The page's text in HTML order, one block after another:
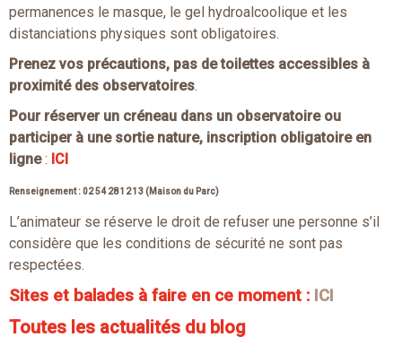
permanences le masque, le gel hydroalcoolique et les
distanciations physiques sont obligatoires.
Prenez vos précautions, pas de toilettes accessibles à
proximité des observatoires.
Pour réserver un créneau dans un observatoire ou
participer à une sortie nature, inscription obligatoire en
ligne: ICI
Renseignement : 02 54 28 12 13 (Maison du Parc)
L’animateur se réserve le droit de refuser une personne s’il
considère que les conditions de sécurité ne sont pas
respectées.
Sites et balades à faire en ce moment : ICI
Toutes les actualités du blog